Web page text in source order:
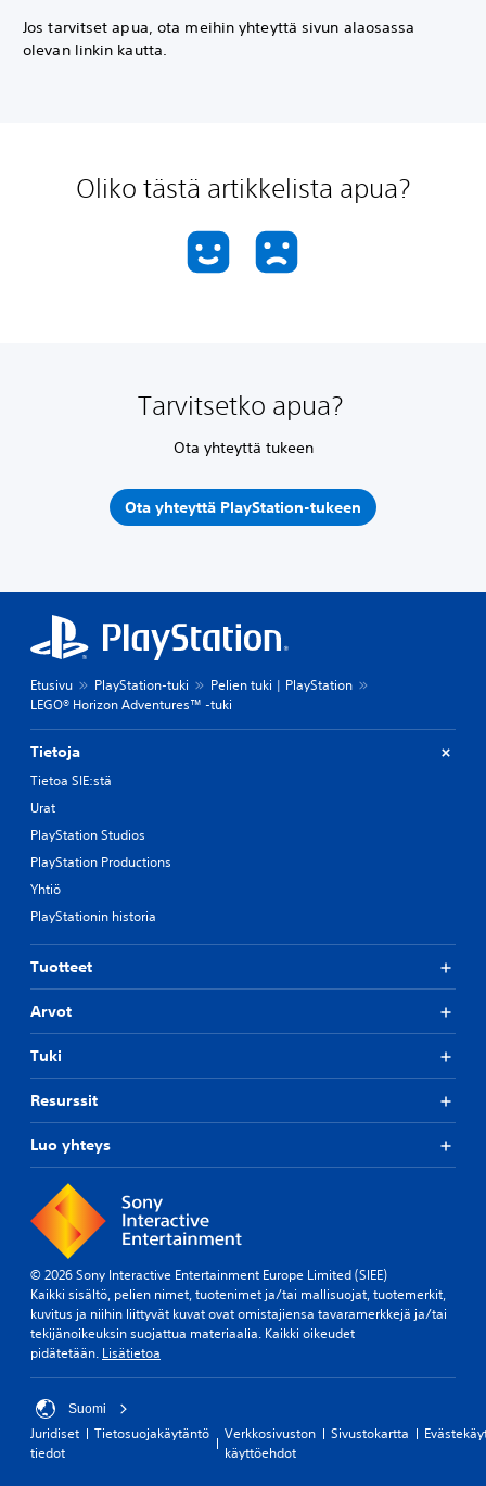
Jos tarvitset apua, ota meihin yhteyttä sivun alaosassa
olevan linkin kautta.
Oliko tästä artikkelista apua?
Tarvitsetko apua?
Ota yhteyttä tukeen
Ota yhteyttä PlayStation-tukeen
Etusivu PlayStation-tuki
Pelien tuki | PlayStation
LEGO® Horizon Adventures™ -tuki
Tietoja
Tietoa SIE:stä
Urat
PlayStation Studios
PlayStation Productions
Yhtiö
PlayStationin historia
Tuotteet
Arvot
Tuki
Resurssit
Luo yhteys
© 2026 Sony Interactive Entertainment Europe Limited (SIEE)
Kaikki sisältö, pelien nimet, tuotenimet ja/tai mallisuojat, tuotemerkit,
kuvitus ja niihin liittyvät kuvat ovat omistajiensa tavaramerkkejä ja/tai
tekijänoikeuksin suojattua materiaalia. Kaikki oikeudet
pidätetään. Lisätietoa
Suomi
Juridiset
tiedot
Tietosuojakäytäntö
Verkkosivuston
käyttöehdot
Sivustokartta